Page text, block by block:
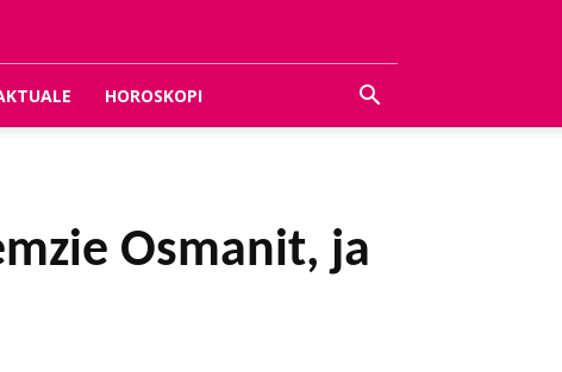
HOROSKOPI
Osmanit, ja